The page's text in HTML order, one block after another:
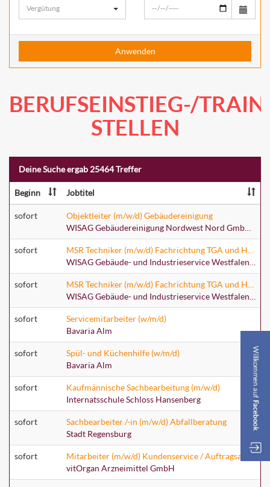
Vergütung
Anwenden
BERUFSEINSTIEG-/
STELLEN
Deine Suche ergab 25464 Treffer
Beginn Jobtitel
sofort
Objektleiter (m/w/d) Gebäudereinigung
sofort
sofort
sofort
Servicemitarbeiter (w/m/d)
Bavaria Alm
sofort
Spül- und Küchenhilfe (w/m/d)
Bavaria Alm
sofort
Kaufmännische Sachbearbeitung (m/w/d)
Internatsschule Schloss Hansenberg
sofort
Sachbearbeiter /-in (m/w/d) Abfallberatung
Stadt Regensburg
sofort
Mitarbeiter (m/w/d) Kundenservice / Auftragsabwicklung
vitOrgan Arzneimittel GmbH